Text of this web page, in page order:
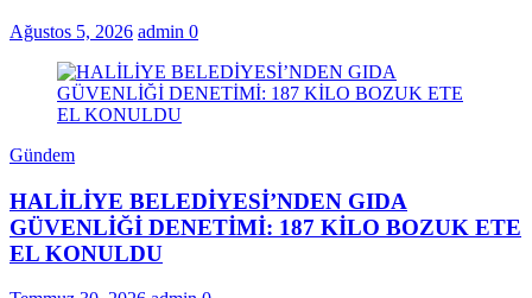
Ağustos 5, 2026 admin 0
Gündem
HALİLİYE BELEDİYESİ’NDEN GIDA
GÜVENLİĞİ DENETİMİ: 187 KİLO BOZUK ETE
EL KONULDU